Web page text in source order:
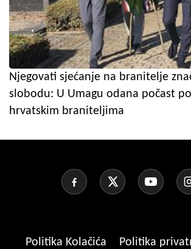
Njegovati sjećanje na branitelje
slobodu: U Umagu odana počast
hrvatskim braniteljima
Politika Kolačića Politika